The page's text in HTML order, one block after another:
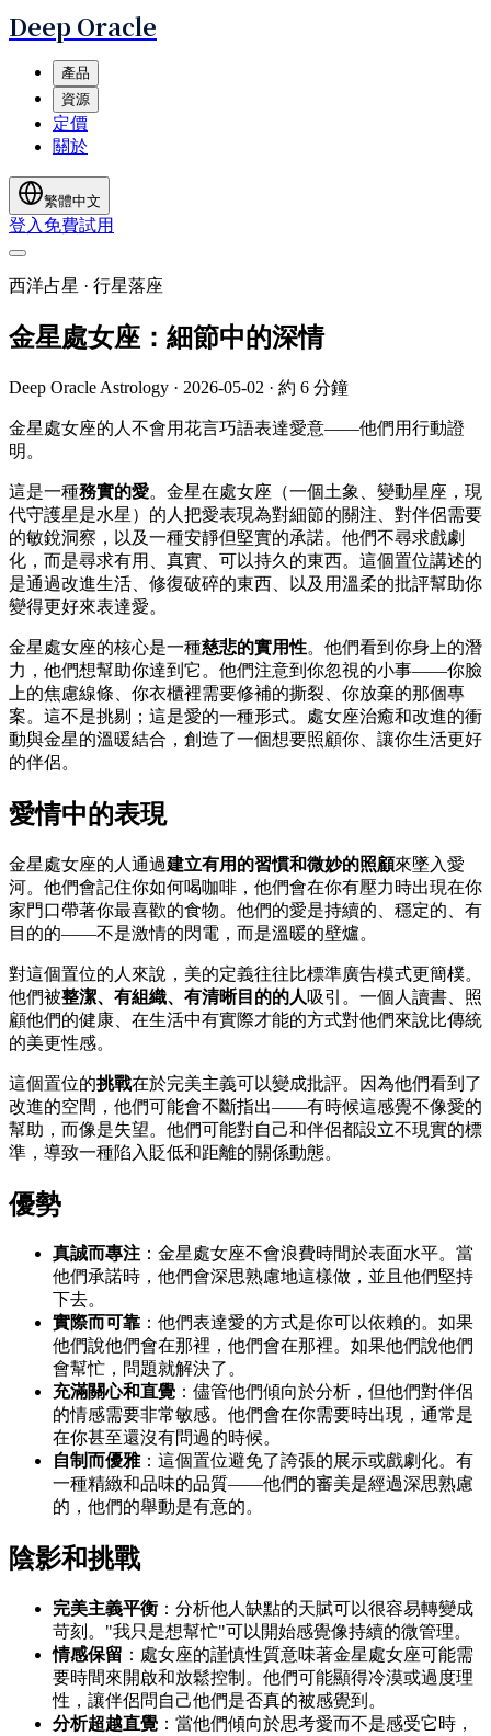
Deep Oracle
產品
資源
定價
關於
繁體中文
登入 免費試用
西洋占星 · 行星落座
金星處女座：細節中的深情
Deep Oracle Astrology · 2026-05-02 · 約 6 分鐘
金星處女座的人不會用花言巧語表達愛意——他們用行動證
明。
這是一種務實的愛。金星在處女座（一個土象、變動星座，現
代守護星是水星）的人把愛表現為對細節的關注、對伴侶需要
的敏銳洞察，以及一種安靜但堅實的承諾。他們不尋求戲劇
化，而是尋求有用、真實、可以持久的東西。這個置位講述的
是通過改進生活、修復破碎的東西、以及用溫柔的批評幫助你
變得更好來表達愛。
金星處女座的核心是一種慈悲的實用性。他們看到你身上的潛
力，他們想幫助你達到它。他們注意到你忽視的小事——你臉
上的焦慮線條、你衣櫃裡需要修補的撕裂、你放棄的那個專
案。這不是挑剔；這是愛的一種形式。處女座治癒和改進的衝
動與金星的溫暖結合，創造了一個想要照顧你、讓你生活更好
的伴侶。
愛情中的表現
金星處女座的人通過建立有用的習慣和微妙的照顧來墜入愛
河。他們會記住你如何喝咖啡，他們會在你有壓力時出現在你
家門口帶著你最喜歡的食物。他們的愛是持續的、穩定的、有
目的的——不是激情的閃電，而是溫暖的壁爐。
對這個置位的人來說，美的定義往往比標準廣告模式更簡樸。
他們被整潔、有組織、有清晰目的的人吸引。一個人讀書、照
顧他們的健康、在生活中有實際才能的方式對他們來說比傳統
的美更性感。
這個置位的挑戰在於完美主義可以變成批評。因為他們看到了
改進的空間，他們可能會不斷指出——有時候這感覺不像愛的
幫助，而像是失望。他們可能對自己和伴侶都設立不現實的標
準，導致一種陷入貶低和距離的關係動態。
優勢
真誠而專注 ：金星處女座不會浪費時間於表面水平。當
他們承諾時，他們會深思熟慮地這樣做，並且他們堅持
下去。
實際而可靠 ：他們表達愛的方式是你可以依賴的。如果
他們說他們會在那裡，他們會在那裡。如果他們說他們
會幫忙，問題就解決了。
充滿關心和直覺 ：儘管他們傾向於分析，但他們對伴侶
的情感需要非常敏感。他們會在你需要時出現，通常是
在你甚至還沒有問過的時候。
自制而優雅：這個置位避免了誇張的展示或戲劇化。有
一種精緻和品味的品質——他們的審美是經過深思熟慮
的，他們的舉動是有意的。
陰影和挑戰
完美主義平衡 ：分析他人缺點的天賦可以很容易轉變成
苛刻。"我只是想幫忙"可以開始感覺像持續的微管理。
情感保留 ：處女座的謹慎性質意味著金星處女座可能需
要時間來開啟和放鬆控制。他們可能顯得冷漠或過度理
性，讓伴侶問自己他們是否真的被感覺到。
分析超越直覺 ：當他們傾向於思考愛而不是感受它時，